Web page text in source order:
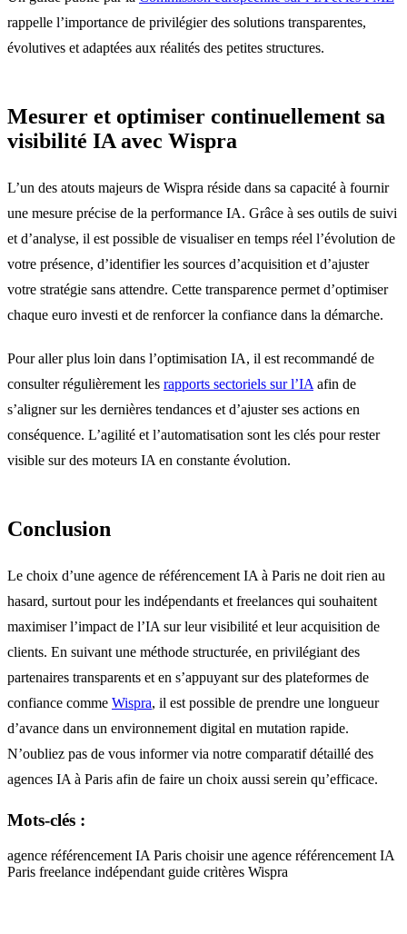
rappelle l’importance de privilégier des solutions transparentes,
évolutives et adaptées aux réalités des petites structures.
Mesurer et optimiser continuellement sa
visibilité IA avec Wispra
L’un des atouts majeurs de Wispra réside dans sa capacité à fournir
une mesure précise de la performance IA. Grâce à ses outils de suivi
et d’analyse, il est possible de visualiser en temps réel l’évolution de
votre présence, d’identifier les sources d’acquisition et d’ajuster
votre stratégie sans attendre. Cette transparence permet d’optimiser
chaque euro investi et de renforcer la confiance dans la démarche.
Pour aller plus loin dans l’optimisation IA, il est recommandé de
consulter régulièrement les rapports sectoriels sur l’IA afin de
s’aligner sur les dernières tendances et d’ajuster ses actions en
conséquence. L’agilité et l’automatisation sont les clés pour rester
visible sur des moteurs IA en constante évolution.
Conclusion
Le choix d’une agence de référencement IA à Paris ne doit rien au
hasard, surtout pour les indépendants et freelances qui souhaitent
maximiser l’impact de l’IA sur leur visibilité et leur acquisition de
clients. En suivant une méthode structurée, en privilégiant des
partenaires transparents et en s’appuyant sur des plateformes de
confiance comme Wispra, il est possible de prendre une longueur
d’avance dans un environnement digital en mutation rapide.
N’oubliez pas de vous informer via notre comparatif détaillé des
agences IA à Paris afin de faire un choix aussi serein qu’efficace.
Mots-clés :
agence référencement IA Paris choisir une agence référencement IA
Paris freelance indépendant guide critères Wispra